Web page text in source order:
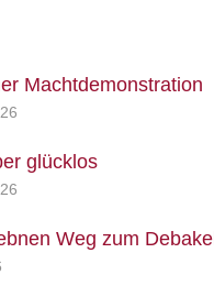
Machtdemonstration
glücklos
Weg zum Debakel